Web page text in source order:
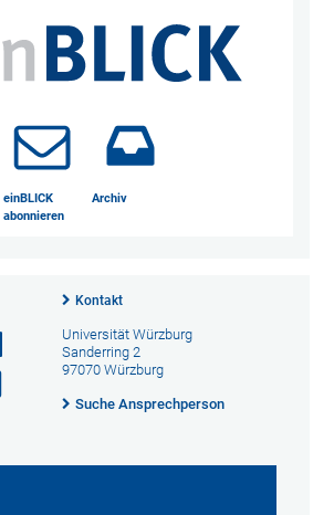
einBLICK
abonnieren
Archiv
Kontakt
Universität Würzburg
Sanderring 2
97070 Würzburg
Suche Ansprechperson